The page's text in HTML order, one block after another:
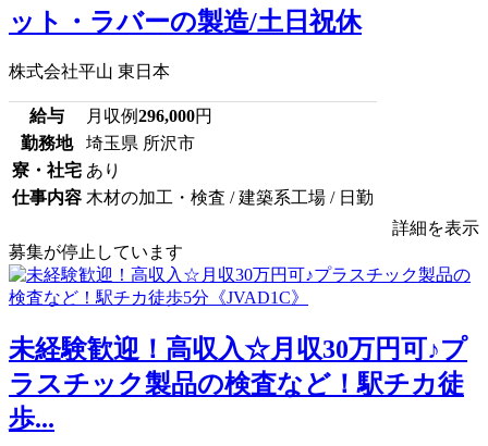
ット・ラバーの製造/土日祝休
株式会社平山 東日本
給与 月収例296,000円
勤務地
埼玉県 所沢市
寮・社宅 あり
仕事内容 木材の加工・検査 / 建築系工場 / 日勤
詳細を表示
募集が停止しています
未経験歓迎！高収入☆月収30万円可♪プ
ラスチック製品の検査など！駅チカ徒
歩...